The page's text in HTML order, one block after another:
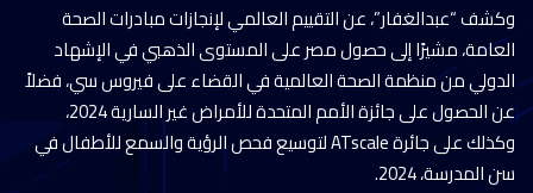
وكشف “عبدالغفار”، عن التقييم العالمي لإنجازات مبادرات الصحة
العامة، مشيرًا إلى حصول مصر على المستوى الذهبي في الإشهاد
الدولي من منظمة الصحة العالمية في القضاء على فيروس سي، فضلاً
عن الحصول على جائزة الأمم المتحدة للأمراض غير السارية 2024،
وكذلك على جائرة ATscale لتوسيع فحص الرؤية والسمع للأطفال في
سن المدرسة، 2024.